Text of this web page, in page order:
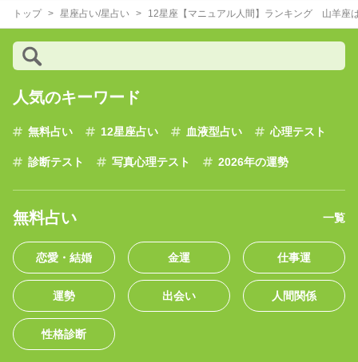
トップ 星座占い/星占い 12星座【マニュアル人間】ランキング 山羊座
人気のキーワード
無料占い 12星座占い 血液型占い 心理テスト
診断テスト 写真心理テスト 2026年の運勢
無料占い 一覧
恋愛・結婚 金運 仕事運
運勢 出会い 人間関係
性格診断